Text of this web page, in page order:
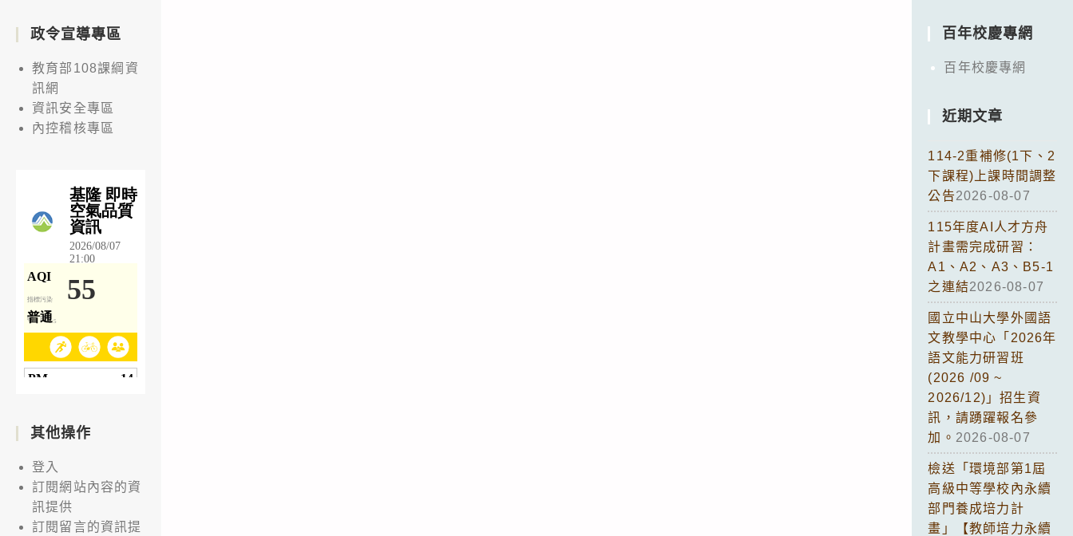
政令宣導專區
教育部108課綱資
訊網
資訊安全專區
內控稽核專區
其他操作
登入
訂閱網站內容的資
訊提供
訂閱留言的資訊提
百年校慶專網
百年校慶專網
近期文章
114-2重補修(1下、2
下課程)上課時間調整
公告2026-08-07
115年度AI人才方舟
計畫需完成研習：
A1、A2、A3、B5-1
之連結2026-08-07
國立中山大學外國語
文教學中心「2026年
語文能力研習班
(2026 /09 ~
2026/12)」招生資
訊，請踴躍報名參
加。 2026-08-07
檢送「環境部第1屆
高級中等學校內永續
部門養成培力計
畫」【教師培力永續